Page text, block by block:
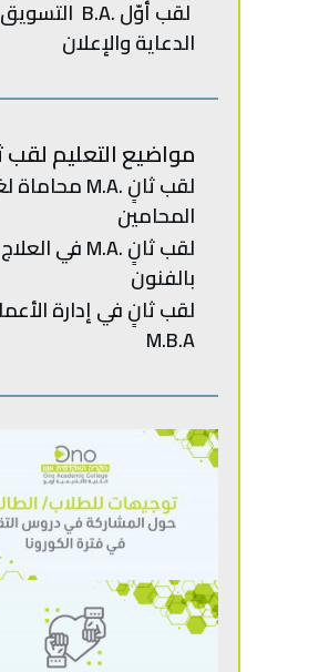
‬الدعاية‭ ‬والإعلان
مواضيع التعليم لقب
‬المحامين
لقب ثانٍ .M.A في العلاج
بالفنون
M.B.A